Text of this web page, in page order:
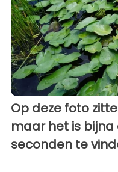
Op deze foto
maar het is bijna
seconden te